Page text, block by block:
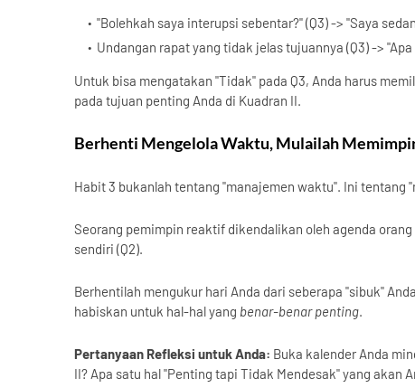
"Bolehkah saya interupsi sebentar?" (Q3) -> "Saya
Undangan rapat yang tidak jelas tujuannya (Q3) ->
Untuk bisa mengatakan "Tidak" pada Q3, Anda harus
pada tujuan penting Anda di Kuadran II.
Berhenti Mengelola Waktu, Mulailah
Habit 3 bukanlah tentang "manajemen waktu". Ini tentang
Seorang pemimpin reaktif dikendalikan oleh agenda
sendiri (Q2).
Berhentilah mengukur hari Anda dari seberapa "sibuk"
habiskan untuk hal-hal yang benar-benar penting.
Pertanyaan Refleksi untuk Anda: Buka kalender Anda
II? Apa satu hal "Penting tapi Tidak Mendesak" yang akan